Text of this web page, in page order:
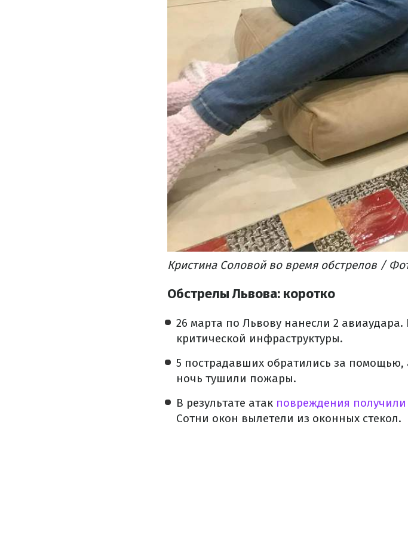
Кристина Соловой во время обстрелов /
Обстрелы Львова: коротко
26 марта по Львову нанесли 2 авиаудара.
критической инфраструктуры.
5 пострадавших обратились за помощью,
ночь тушили пожары.
В результате атак повреждения
Сотни окон вылетели из оконных стекол.